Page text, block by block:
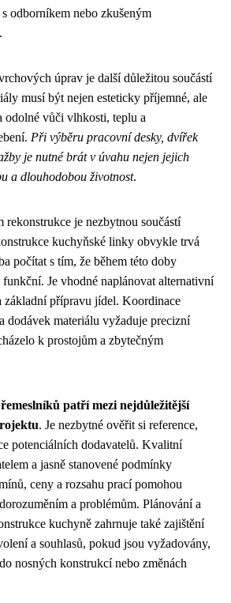
odborníkem nebo zkušeným
úprav je další důležitou součástí
musí být nejen esteticky příjemné, ale
odolné vůči vlhkosti, teplu a
Při výběru pracovní desky, dvířek
je nutné brát v úvahu nejen jejich
a dlouhodobou životnost.
rekonstrukce je nezbytnou součástí
kuchyňské linky obvykle trvá
počítat s tím, že během této doby
Je vhodné naplánovat alternativní
základní přípravu jídel. Koordinace
dodávek materiálu vyžaduje precizní
k prostojům a zbytečným
patří mezi nejdůležitější
. Je nezbytné ověřit si reference,
potenciálních dodavatelů. Kvalitní
a jasně stanovené podmínky
ceny a rozsahu prací pomohou
a problémům. Plánování a
kuchyně zahrnuje také zajištění
a souhlasů, pokud jsou vyžadovány,
nosných konstrukcí nebo změnách